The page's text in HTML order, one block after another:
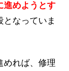
進めようとす
なっていま
めれば、修理